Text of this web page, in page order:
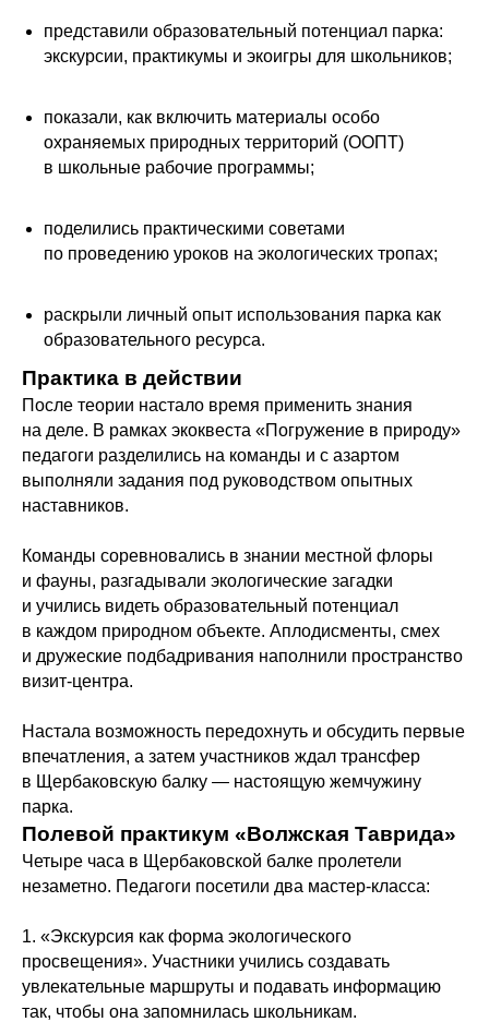
представили образовательный потенциал парка:
экскурсии, практикумы и экоигры для школьников;
показали, как включить материалы особо
охраняемых природных территорий (ООПТ)
в школьные рабочие программы;
поделились практическими советами
по проведению уроков на экологических тропах;
раскрыли личный опыт использования парка как
образовательного ресурса.
Практика в действии
После теории настало время применить знания
на деле. В рамках экоквеста «Погружение в природу»
педагоги разделились на команды и с азартом
выполняли задания под руководством опытных
наставников.
Команды соревновались в знании местной флоры
и фауны, разгадывали экологические загадки
и учились видеть образовательный потенциал
в каждом природном объекте. Аплодисменты, смех
и дружеские подбадривания наполнили пространство
визит-центра.
Настала возможность передохнуть и обсудить первые
впечатления, а затем участников ждал трансфер
в Щербаковскую балку — настоящую жемчужину
парка.
Полевой практикум «Волжская Таврида»
Четыре часа в Щербаковской балке пролетели
незаметно. Педагоги посетили два мастер‑класса:
1. «Экскурсия как форма экологического
просвещения». Участники учились создавать
увлекательные маршруты и подавать информацию
так, чтобы она запомнилась школьникам.